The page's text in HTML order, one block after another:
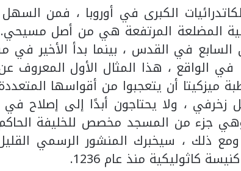
الكبرى في أوروبا ، فمن
المضلعة المرتفعة هي من أصل
السابع في القدس ، بينما بدأ الأخير في
الواقع ، هذا المثال الأول المعروف
ميزكيتا أن يتعجبوا من أقواسها
، ولا يحتاجون أبدًا إلى إصلاح
جزء من المسجد مخصص للخليفة
ذلك ، سيخبرك المنشور الرسمي
كاثوليكية منذ عام 1236.